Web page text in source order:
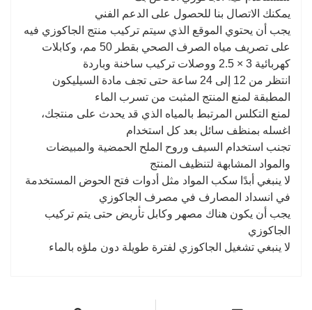
يمكنك الاتصال بنا للحصول على الدعم الفني
يجب أن يحتوي الموقع الذي سيتم تركيب منتج الجاكوزي فيه
على تصريف مياه الصرف الصحي بقطر 50 مم، وكابلات
كهربائية 3 × 2.5 ووصلات تركيب ساخنة وباردة
انتظر من 12 إلى 24 ساعة حتى تجف مادة السيليكون
المطبقة لمنع المنتج المثبت من تسرب الماء
لمنع التكلس المرتبط بالمياه الذي قد يحدث على منتجك،
اغسله بمنظف سائل بعد كل استخدام
تجنب استخدام السيف وروح الملح الحمضية والمبيضات
والمواد المشابهة لتنظيف المنتج
لا ينبغي أبدًا سكب المواد مثل أدوات فتح الحوض المستخدمة
في انسداد المصارف في مصرف الجاكوزي
يجب أن يكون هناك مصهر وكابل تأريض حتى يتم تركيب
الجاكوزي
لا ينبغي تشغيل الجاكوزي لفترة طويلة دون ملؤه بالماء